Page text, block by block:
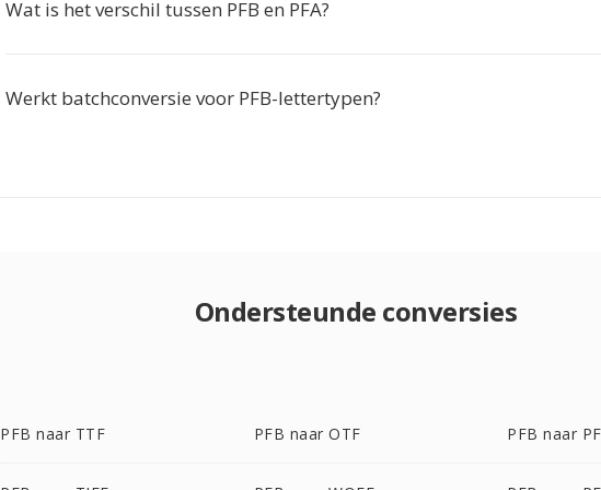
Wat is het verschil tussen PFB en PFA?
Werkt batchconversie voor PFB-lettertypen?
Ondersteunde conversies
PFB naar TTF PFB naar OTF PFB naar